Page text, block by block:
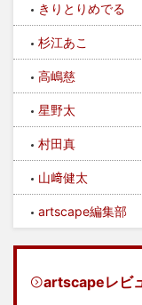
きりとりめでる
杉江あこ
高嶋慈
星野太
村田真
山﨑健太
artscape編集部
artscapeレビ